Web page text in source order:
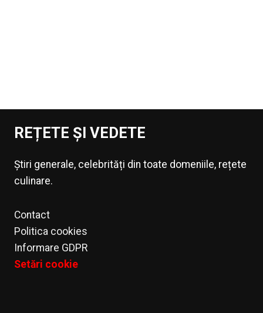
REȚETE ȘI VEDETE
Știri generale, celebrități din toate domeniile, rețete
culinare.
Contact
Politica cookies
Informare GDPR
Setări cookie